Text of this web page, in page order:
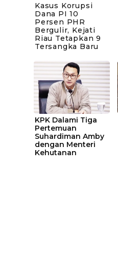
Kasus Korupsi
Dana PI 10
Persen PHR
Bergulir, Kejati
Riau Tetapkan 9
Tersangka Baru
KPK Dalami Tiga
Pertemuan
Suhardiman Amby
dengan Menteri
Kehutanan